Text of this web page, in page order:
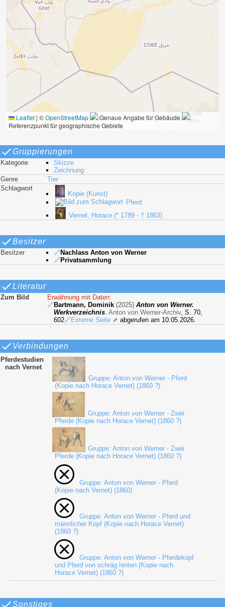
Leaflet | ©OpenStreetMap :Genaue Angabe für Gebäude
:
Referenzpunkt für geographische Gebiete
Gruppierungen
Kategorie
Skizze
Zeichnung
Genre
Tier
Schlagwort
Kopie (Kunst)
Pferd
Vernet, Horace (* 1789 - † 1863)
Besitzer
Besitzer 🔗Nachlass Anton von Werner
🔗Privatsammlung
Literatur
Zum Bild
Erwähnung mit Daten:
🔗Bartmann, Dominik (2025) Anton von Werner.
Werkverzeichnis.Anton von Werner-Archiv, S. 70,
602🔗Externe Seite ⬈ abgerufen am 10.05.2026.
Verbindungen
Pferdestudien
nach Vernet
Gruppe: Anton von Werner - Pferd
(Kopie nach Horace Vernet) (1860 ?)
Gruppe: Anton von Werner - Zwei
Pferde (Kopie nach Horace Vernet) (1860 ?)
Gruppe: Anton von Werner - Zwei
Pferde (Kopie nach Horace Vernet) (1860 ?)
Gruppe: Anton von Werner - Pferd
(Kopie nach Vernet) (1860)
Gruppe: Anton von Werner - Pferd und
männlicher Kopf (Kopie nach Horace Vernet)
(1860 ?)
Gruppe: Anton von Werner - Pferdekopf
und Pferd von schräg hinten (Kopie nach
Horace Vernet) (1860 ?)
Sonstiges